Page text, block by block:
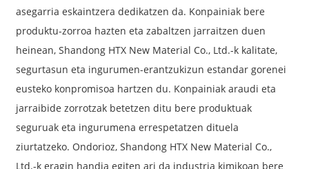
asegarria eskaintzera dedikatzen da. Konpainiak bere
produktu-zorroa hazten eta zabaltzen jarraitzen duen
heinean, Shandong HTX New Material Co., Ltd.-k kalitate,
segurtasun eta ingurumen-erantzukizun estandar gorenei
eusteko konpromisoa hartzen du. Konpainiak araudi eta
jarraibide zorrotzak betetzen ditu bere produktuak
seguruak eta ingurumena errespetatzen dituela
ziurtatzeko. Ondorioz, Shandong HTX New Material Co.,
Ltd.-k eragin handia egiten ari da industria kimikoan bere